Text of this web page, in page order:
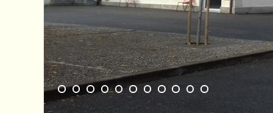
1 2 3 4 5 6 7 8 9 10 11